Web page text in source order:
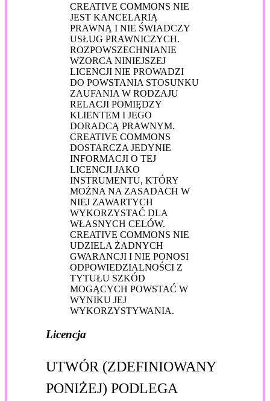
CREATIVE COMMONS NIE
JEST KANCELARIĄ
PRAWNĄ I NIE ŚWIADCZY
USŁUG PRAWNICZYCH.
ROZPOWSZECHNIANIE
WZORCA NINIEJSZEJ
LICENCJI NIE PROWADZI
DO POWSTANIA STOSUNKU
ZAUFANIA W RODZAJU
RELACJI POMIĘDZY
KLIENTEM I JEGO
DORADCĄ PRAWNYM.
CREATIVE COMMONS
DOSTARCZA JEDYNIE
INFORMACJI O TEJ
LICENCJI JAKO
INSTRUMENTU, KTÓRY
MOŻNA NA ZASADACH W
NIEJ ZAWARTYCH
WYKORZYSTAĆ DLA
WŁASNYCH CELÓW.
CREATIVE COMMONS NIE
UDZIELA ŻADNYCH
GWARANCJI I NIE PONOSI
ODPOWIEDZIALNOŚCI Z
TYTUŁU SZKÓD
MOGĄCYCH POWSTAĆ W
WYNIKU JEJ
WYKORZYSTYWANIA.
Licencja
UTWÓR (ZDEFINIOWANY
PONIŻEJ) PODLEGA